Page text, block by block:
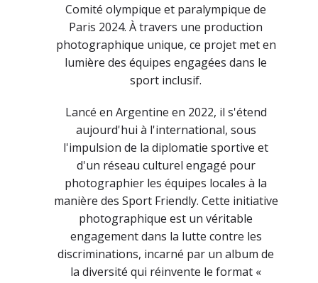
Comité olympique et paralympique de
Paris 2024. À travers une production
photographique unique, ce projet met en
lumière des équipes engagées dans le
sport inclusif.
Lancé en Argentine en 2022, il s'étend
aujourd'hui à l'international, sous
l'impulsion de la diplomatie sportive et
d'un réseau culturel engagé pour
photographier les équipes locales à la
manière des Sport Friendly. Cette initiative
photographique est un véritable
engagement dans la lutte contre les
discriminations, incarné par un album de
la diversité qui réinvente le format «